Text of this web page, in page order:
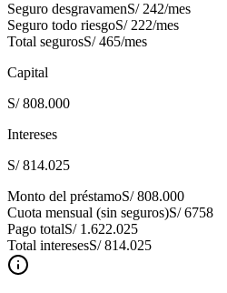
Seguro desgravamenS/ 242/mes
Seguro todo riesgoS/ 222/mes
Total segurosS/ 465/mes
Capital
S/ 808.000
Intereses
S/ 814.025
Monto del préstamoS/ 808.000
Cuota mensual (sin seguros)S/ 6758
Pago totalS/ 1.622.025
Total interesesS/ 814.025